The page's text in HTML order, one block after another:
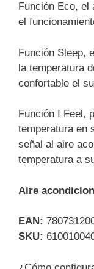
Función Eco, el
el
Función Sleep,
la temperatura
confortable el
Función I Feel,
temperatura en
señal al aire
temperatura a
Aire
EAN:
SKU: